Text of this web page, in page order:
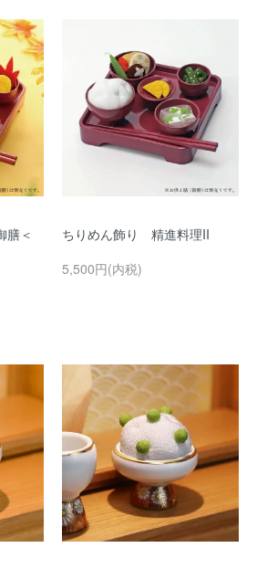
膳＜
ちりめん飾り 精進料理II
5,500円(内税)